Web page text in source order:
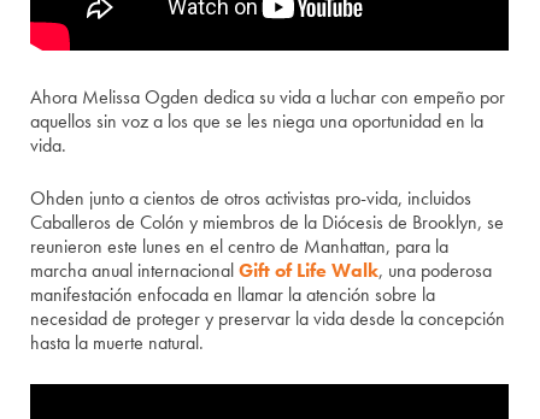
Ahora Melissa Ogden dedica su vida a luchar con empeño por
aquellos sin voz a los que se les niega una oportunidad en la
vida.
Ohden junto a cientos de otros activistas pro-vida, incluidos
Caballeros de Colón y miembros de la Diócesis de Brooklyn, se
reunieron este lunes en el centro de Manhattan, para la
marcha anual internacionalGift of Life Walk, una poderosa
manifestación enfocada en llamar la atención sobre la
necesidad de proteger y preservar la vida desde la concepción
hasta la muerte natural.